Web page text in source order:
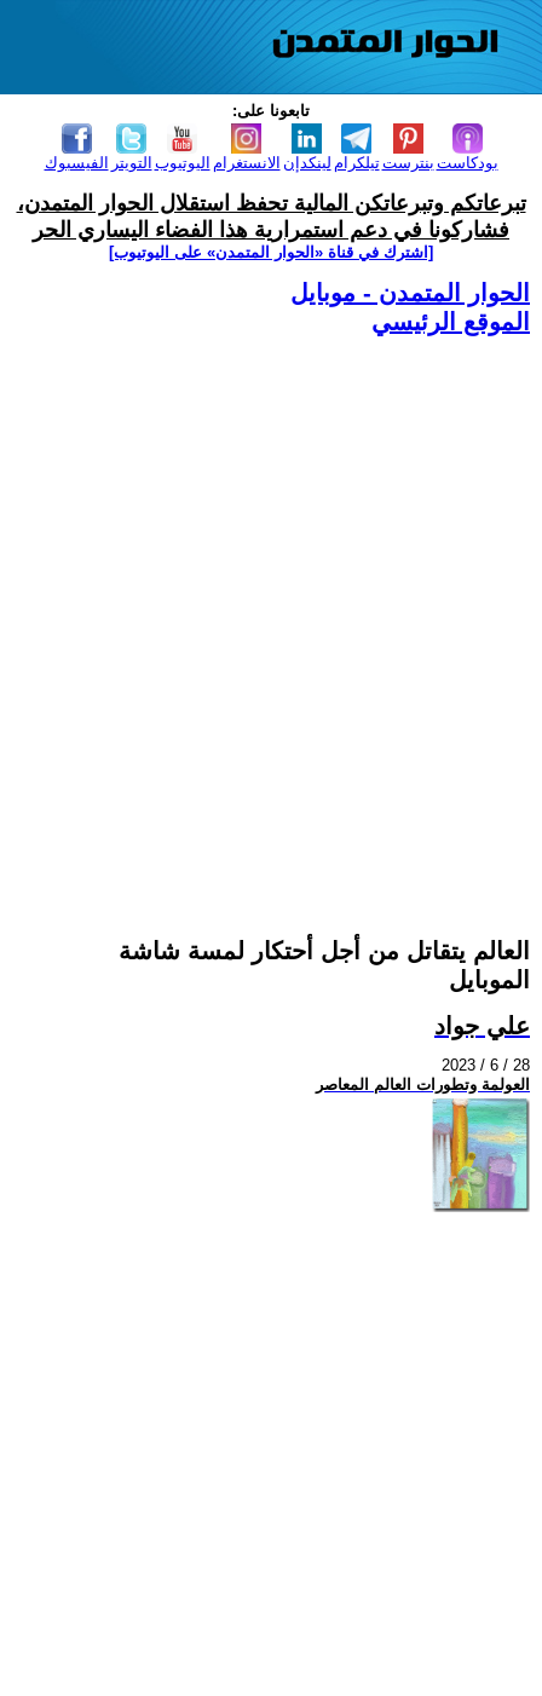
تابعونا على:
الفيسبوك التويتر اليوتيوب الانستغرام لينكدإن تيلكرامبنترست بودكاست
تبرعاتكم وتبرعاتكن المالية تحفظ استقلال الحوار المتمدن،
فشاركونا في دعم استمرارية هذا الفضاء اليساري الحر
[اشترك في قناة ‫«الحوار المتمدن» على اليوتيوب]
الحوار المتمدن - موبايل
الموقع الرئيسي
العالم يتقاتل من أجل أحتكار لمسة شاشة
الموبايل
علي جواد
2023 / 6 / 28
العولمة وتطورات العالم المعاصر